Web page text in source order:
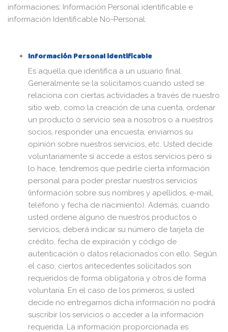
informaciones: Información Personal identificable e
información Identificable No-Personal.
Información Personal identificable
Es aquella que identifica a un usuario final.
Generalmente se la solicitamos cuando usted se
relaciona con ciertas actividades a través de nuestro
sitio web, como la creación de una cuenta, ordenar
un producto o servicio sea a nosotros o a nuestros
socios, responder una encuesta, enviarnos su
opinión sobre nuestros servicios, etc. Usted decide
voluntariamente si accede a estos servicios pero si
lo hace, tendremos que pedirle cierta información
personal para poder prestar nuestros servicios
(información sobre sus nombres y apellidos, e-mail,
teléfono y fecha de nacimiento). Además, cuando
usted ordene alguno de nuestros productos o
servicios, deberá indicar su número de tarjeta de
crédito, fecha de expiración y código de
autenticación o datos relacionados con ello. Según
el caso, ciertos antecedentes solicitados son
requeridos de forma obligatoria y otros de forma
voluntaria. En el caso de los primeros, si usted
decide no entregarnos dicha información no podrá
suscribir los servicios o acceder a la información
requerida. La información proporcionada es